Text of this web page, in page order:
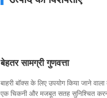
बेहतर सामग्री गुणवत्ता
बाहरी बॉक्स के लिए उपयोग किया जाने
एक चिकनी और मजबूत सतह सुनिश्चित